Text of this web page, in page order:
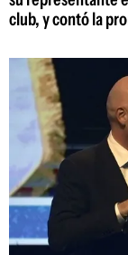
club, y contó la